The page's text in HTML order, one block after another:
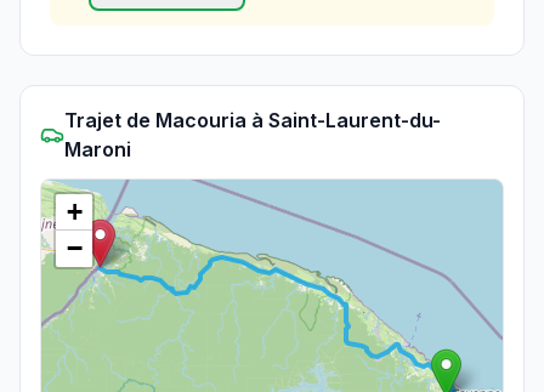
Trajetde Macouria à Saint-Laurent-du-
Maroni
+
−